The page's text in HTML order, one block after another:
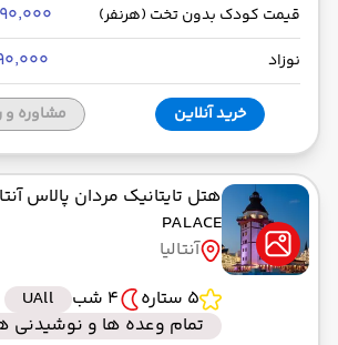
قیمت کودک بدون تخت (هرنفر)
نوزاد
خرید آنلاین مشاوره و
هتل تایتانیک مردان پالاس
PALACE
آنتالیا
5 ستاره
4 شب
UAll
تمام وعده ها و نوشیدنی